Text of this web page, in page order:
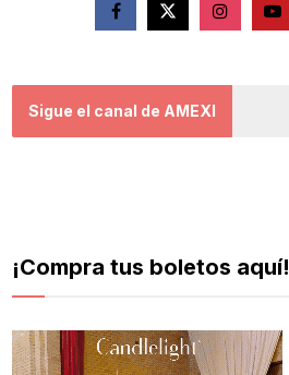
Sigue el canal de AMEXI
¡Compra tus boletos aquí!